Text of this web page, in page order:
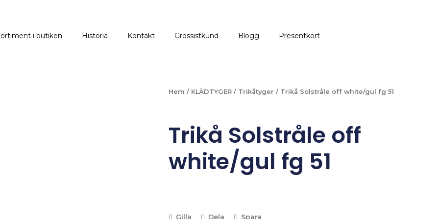
i butiken Historia Kontakt Grossistkund Blogg Presentkort
Hem / KLÄDTYGER/ Trikåtyger / Trikå Solstråle off white/gul fg 51
Trikå Solstråle off
white/gul fg 51
Gilla Dela Spara